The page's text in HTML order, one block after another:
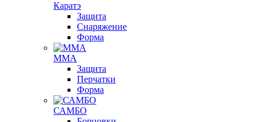
Каратэ
Защита
Снаряжение
Форма
ММА
Защита
Перчатки
Форма
САМБО